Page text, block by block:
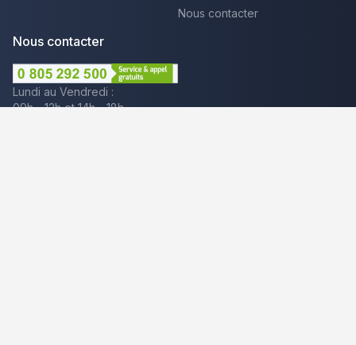
Nous contacter
Nous contacter
Lundi au Vendredi :
09h - 12h et 14h - 18h